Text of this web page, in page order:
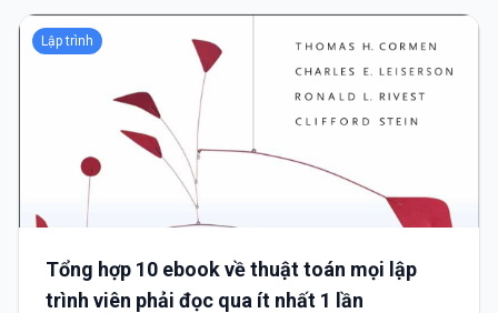
Lập trình
Tổng hợp 10 ebook về thuật toán mọi lập
trình viên phải đọc qua ít nhất 1 lần